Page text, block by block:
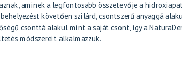
aminek a legfontosabb összetevője a
követően szilárd, csontszerű anyaggá
csonttá alakul mint a saját csont, így a
módszereit alkalmazzuk.